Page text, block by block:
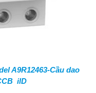
A9R12463-Cầu dao
ilD